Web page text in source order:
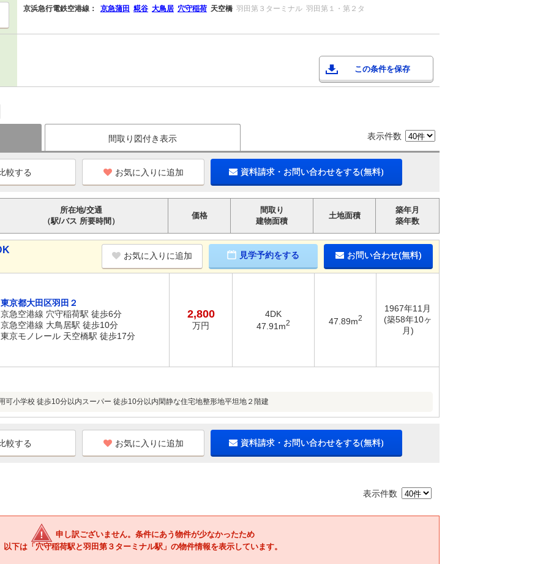
京浜急行電鉄空港線： 京急蒲田 糀谷 大鳥居 穴守稲荷 天空橋 羽田第３ターミナル 羽田第１・第２タ
この条件を保存
間取り図付き表示 表示件数
お気に入りに追加 資料請求・お問い合わせをする(無料)
所在地/交通
（駅/バス 所要時間）
価格
間取り
建物面積
土地面積
築年月
築年数
お気に入りに追加 見学予約をする お問い合わせ(無料)
東京都大田区羽田２
京急空港線 穴守稲荷駅 徒歩6分
京急空港線 大鳥居駅 徒歩10分
東京モノレール 天空橋駅 徒歩17分
2,800
万円
4DK
47.91m2 47.89m2
1967年11月
(築58年10ヶ
月)
可小学校 徒歩10分以内スーパー 徒歩10分以内閑静な住宅地整形地平坦地２階建
お気に入りに追加 資料請求・お問い合わせをする(無料)
表示件数
申し訳ございません。条件にあう物件が少なかったため
以下は「穴守稲荷駅と羽田第３ターミナル駅」の物件情報を表示しています。